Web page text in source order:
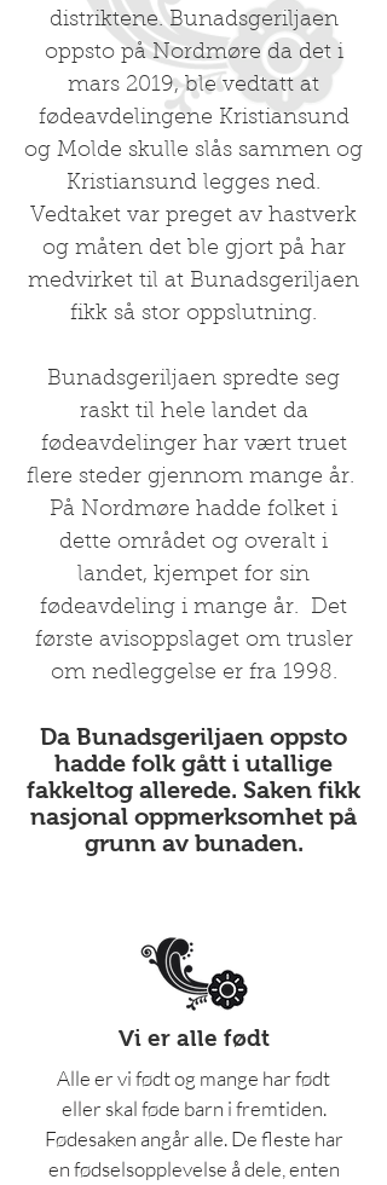
distriktene. Bunadsgeriljaen
oppsto på Nordmøre da det i
mars 2019, ble vedtatt at
fødeavdelingene Kristiansund
og Molde skulle slås sammen og
Kristiansund legges ned.
Vedtaket var preget av hastverk
og måten det ble gjort på har
medvirket til at Bunadsgeriljaen
fikk så stor oppslutning.
Bunadsgeriljaen spredte seg
raskt til hele landet da
fødeavdelinger har vært truet
flere steder gjennom mange år.
På Nordmøre hadde folket i
dette området og overalt i
landet, kjempet for sin
fødeavdeling i mange år. Det
første avisoppslaget om trusler
om nedleggelse er fra 1998.
Da Bunadsgeriljaen oppsto
hadde folk gått i utallige
fakkeltog allerede. Saken fikk
nasjonal oppmerksomhet på
grunn av bunaden.
Vi er alle født
Alle er vi født og mange har født
eller skal føde barn i fremtiden.
Fødesaken angår alle. De fleste har
en fødselsopplevelse å dele, enten